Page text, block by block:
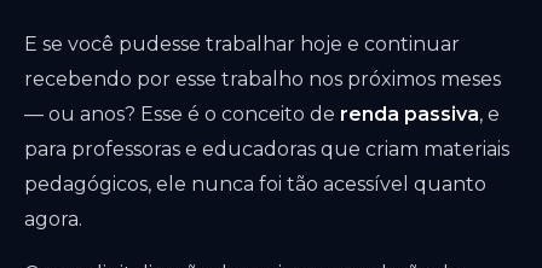
E se você pudesse trabalhar hoje e continuar
recebendo por esse trabalho nos próximos meses
— ou anos? Esse é o conceito de renda passiva, e
para professoras e educadoras que criam materiais
pedagógicos, ele nunca foi tão acessível quanto
agora.